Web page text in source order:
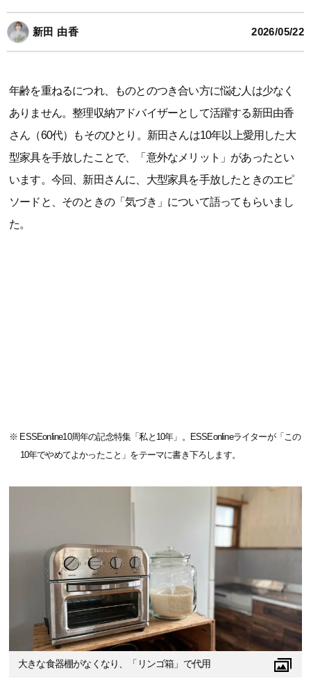
新田 由香 2026/05/22
年齢を重ねるにつれ、ものとのつき合い方に悩む人は少なく
ありません。整理収納アドバイザーとして活躍する新田由香
さん（60代）もそのひとり。新田さんは10年以上愛用した大
型家具を手放したことで、「意外なメリット」があったとい
います。今回、新田さんに、大型家具を手放したときのエピ
ソードと、そのときの「気づき」について語ってもらいまし
た。
※ ESSEonline10周年の記念特集「私と10年」。ESSEonlineライターが「この
10年でやめてよかったこと」をテーマに書き下ろします。
大きな食器棚がなくなり、「リンゴ箱」で代用